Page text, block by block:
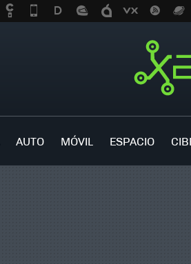
AUTO MÓVIL ESPACIO